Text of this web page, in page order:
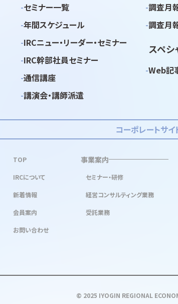
セミナー一覧
年間スケジュール
IRCニュー・リーダー・セミナー
IRC幹部社員セミナー
通信講座
講演会・講師派遣
調査月
調査月
スペシ
Web記
コーポレートサイ
TOP
IRCについて
新着情報
会員案内
お問い合わせ
事業案内
セミナー・研修
経営コンサルティング業務
受託業務
© 2025 IYOGIN REGIONAL